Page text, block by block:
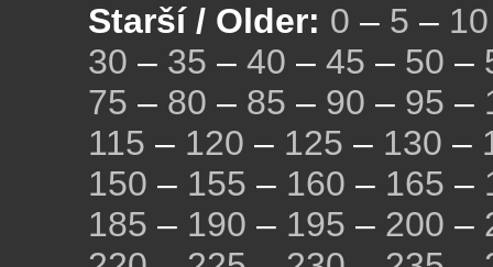
Starší / Older: 0 – 5 – 10
30 – 35 – 40 – 45 – 50 –
75 – 80 – 85 – 90 – 95 –
115 – 120 – 125 – 130 –
150 – 155 – 160 – 165 –
185 – 190 – 195 – 200 –